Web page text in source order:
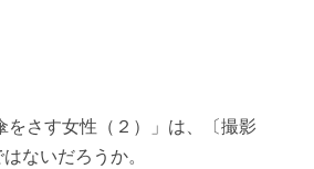
をさす女性（２）」は、〔撮影
ないだろうか。